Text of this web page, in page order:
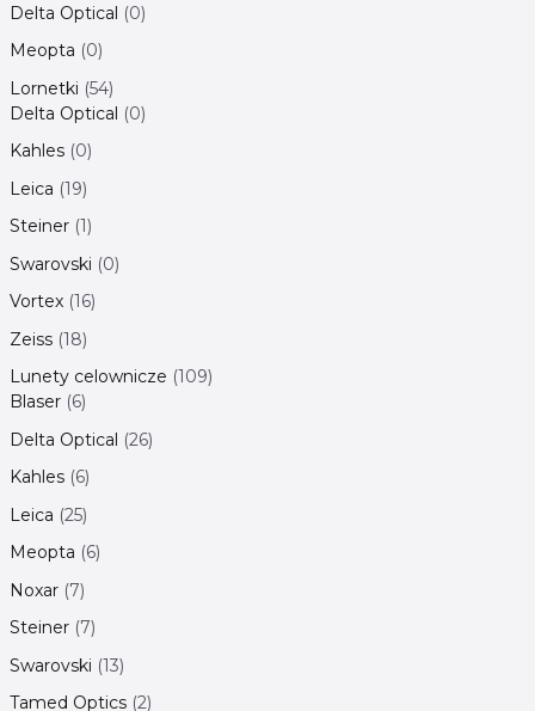
Delta Optical 0
Meopta 0
Lornetki 54
Delta Optical 0
Kahles 0
Leica 19
Steiner 1
Swarovski 0
Vortex 16
Zeiss 18
Lunety celownicze 109
Blaser 6
Delta Optical 26
Kahles 6
Leica 25
Meopta 6
Noxar 7
Steiner 7
Swarovski 13
Tamed Optics 2